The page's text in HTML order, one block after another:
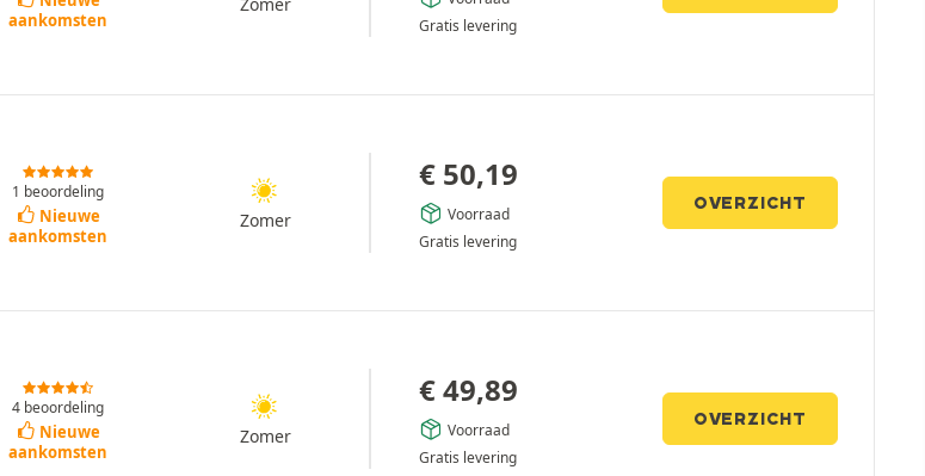
aankomsten
Gratis levering
1 beoordeling
Nieuwe
aankomsten
Zomer
€ 50,19
Voorraad
Gratis levering
OVERZICHT
4 beoordeling
Nieuwe
aankomsten
Zomer
€49,89
Voorraad
Gratis levering
OVERZICHT